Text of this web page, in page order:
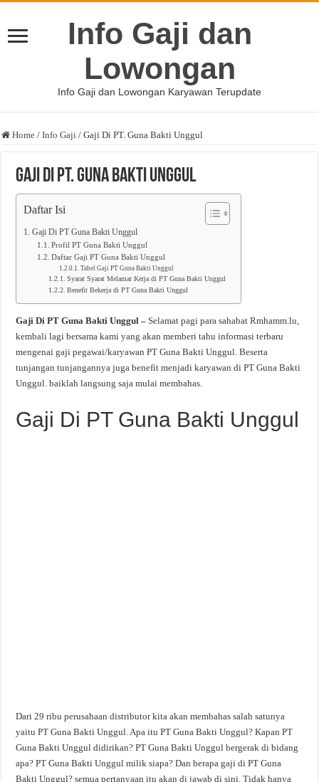
Info Gaji dan
Lowongan
Info Gaji dan Lowongan Karyawan Terupdate
Home / Info Gaji / Gaji Di PT. Guna Bakti Unggul
Gaji Di PT. Guna Bakti Unggul
Daftar Isi
Gaji Di PT Guna Bakti Unggul
Profil PT Guna Bakti Unggul
Daftar Gaji PT Guna Bakti Unggul
Tabel Gaji PT Guna Bakti Unggul
Syarat Syarat Melamar Kerja di PT Guna Bakti Unggul
Benefit Bekerja di PT Guna Bakti Unggul
Gaji Di PT Guna Bakti Unggul –Selamat pagi para sahabat Rmhamm.lu,
kembali lagi bersama kami yang akan memberi tahu informasi terbaru
mengenai gaji pegawai/karyawan PT Guna Bakti Unggul. Beserta
tunjangan tunjangannya juga benefit menjadi karyawan di PT Guna Bakti
Unggul. baiklah langsung saja mulai membahas.
Gaji Di PT Guna Bakti Unggul
Dari 29 ribu perusahaan distributor kita akan membahas salah satunya
yaitu PT Guna Bakti Unggul. Apa itu PT Guna Bakti Unggul? Kapan PT
Guna Bakti Unggul didirikan? PT Guna Bakti Unggul bergerak di bidang
apa? PT Guna Bakti Unggul milik siapa? Dan berapa gaji di PT Guna
Bakti Unggul? semua pertanyaan itu akan di jawab di sini. Tidak hanya